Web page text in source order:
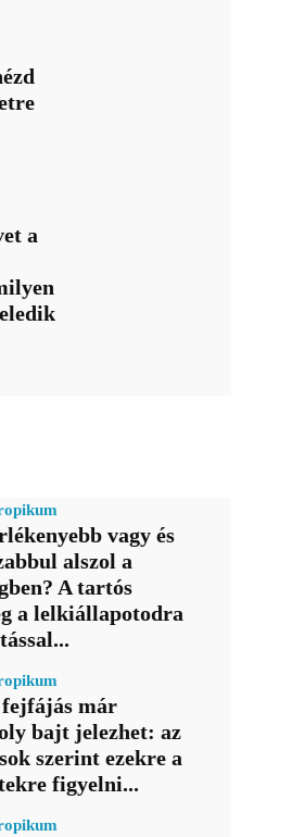
a
vagy és
alszol a
A tartós
a lelkiállapotodra
fejfájás már
bajt jelezhet: az
szerint ezekre a
figyelni...